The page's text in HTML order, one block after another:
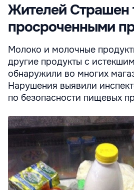
Жителей Страшен
просроченными
Молоко и молочные
другие продукты с
обнаружили во многих
Нарушения выявили
по безопасности пищевых